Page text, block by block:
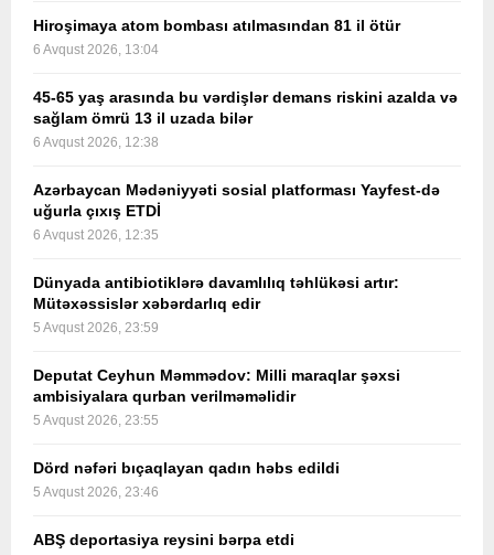
Hiroşimaya atom bombası atılmasından 81 il ötür
6 Avqust 2026, 13:04
45-65 yaş arasında bu vərdişlər demans riskini azalda və
sağlam ömrü 13 il uzada bilər
6 Avqust 2026, 12:38
Azərbaycan Mədəniyyəti sosial platforması Yayfest-də
uğurla çıxış ETDİ
6 Avqust 2026, 12:35
Dünyada antibiotiklərə davamlılıq təhlükəsi artır:
Mütəxəssislər xəbərdarlıq edir
5 Avqust 2026, 23:59
Deputat Ceyhun Məmmədov: Milli maraqlar şəxsi
ambisiyalara qurban verilməməlidir
5 Avqust 2026, 23:55
Dörd nəfəri bıçaqlayan qadın həbs edildi
5 Avqust 2026, 23:46
ABŞ deportasiya reysini bərpa etdi